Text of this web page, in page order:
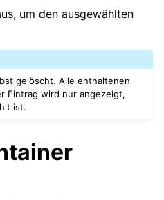
um den ausgewählten
gelöscht. Alle enthaltenen
Eintrag wird nur angezeigt,
ist.